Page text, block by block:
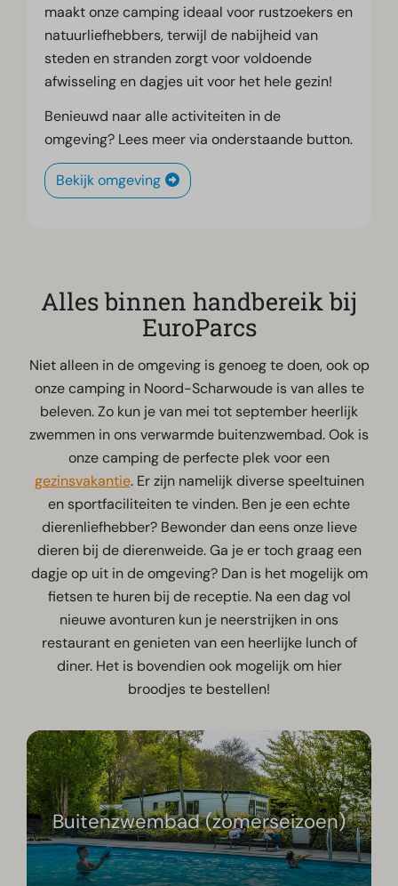
maakt onze camping ideaal voor rustzoekers en
natuurliefhebbers, terwijl de nabijheid van
steden en stranden zorgt voor voldoende
afwisseling en dagjes uit voor het hele gezin!
Benieuwd naar alle activiteiten in de
omgeving? Lees meer via onderstaande button.
Bekijk omgeving
Alles binnen handbereik bij
EuroParcs
Niet alleen in de omgeving is genoeg te doen, ook op
onze camping in Noord-Scharwoude is van alles te
beleven. Zo kun je van mei tot september heerlijk
zwemmen in ons verwarmde buitenzwembad. Ook is
onze camping de perfecte plek voor een
gezinsvakantie. Er zijn namelijk diverse speeltuinen
en sportfaciliteiten te vinden. Ben je een echte
dierenliefhebber? Bewonder dan eens onze lieve
dieren bij de dierenweide. Ga je er toch graag een
dagje op uit in de omgeving? Dan is het mogelijk om
fietsen te huren bij de receptie. Na een dag vol
nieuwe avonturen kun je neerstrijken in ons
restaurant en genieten van een heerlijke lunch of
diner. Het is bovendien ook mogelijk om hier
broodjes te bestellen!
Buitenzwembad (zomerseizoen)